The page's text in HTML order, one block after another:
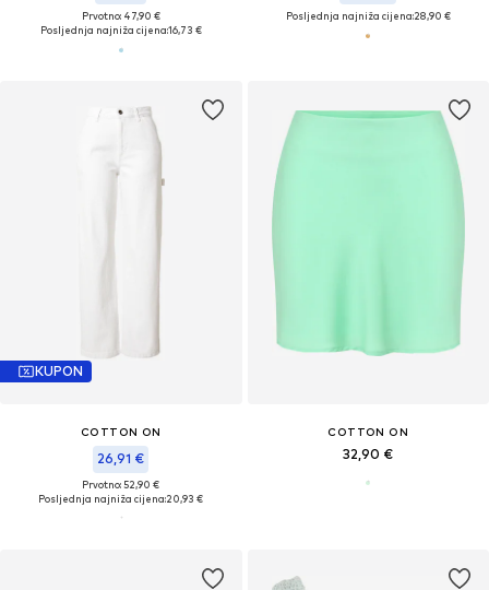
Prvotno: 47,90 €
Posljednja najniža cijena:16,73 €
Posljednja najniža cijena:28,90 €
KUPON
COTTON ON
26,91 €
Prvotno: 52,90 €
Posljednja najniža cijena:20,93 €
COTTON ON
32,90 €